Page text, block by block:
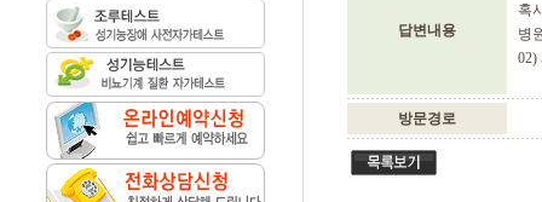
답변내용
혹
병
02)
방문경로